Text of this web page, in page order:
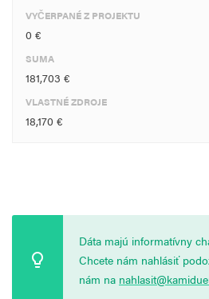
VYČERPANÉ Z PROJEKTU
0 €
SUMA
181,703 €
VLASTNÉ ZDROJE
18,170 €
Dáta majú informatívny
Chcete nám nahlásiť
nám na